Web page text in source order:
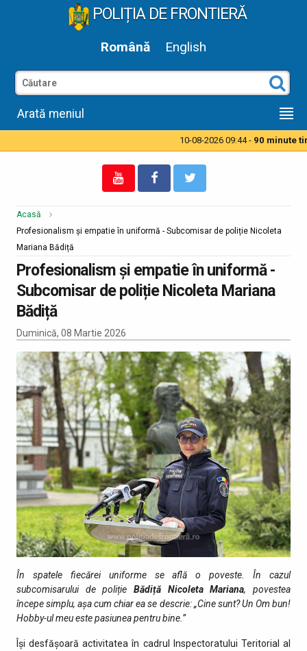
POLIȚIA DE FRONTIERĂ
Română English
Arată meniul
10-08-2026 09:44 -90 minute
Acasă
Profesionalism și empatie în uniformă - Subcomisar de poliție Nicoleta
Mariana Bădiță
Profesionalism și empatie în uniformă -
Subcomisar de poliție Nicoleta Mariana
Bădiță
Duminică, 08 Martie 2026
În spatele fiecărei uniforme se află o poveste. În cazul
subcomisarului de poliție Bădiță Nicoleta Mariana, povestea
începe simplu, așa cum chiar ea se descrie: „Cine sunt? Un Om bun!
Hobby-ul meu este pasiunea pentru bine.”
Își desfășoară activitatea în cadrul Inspectoratului Teritorial al